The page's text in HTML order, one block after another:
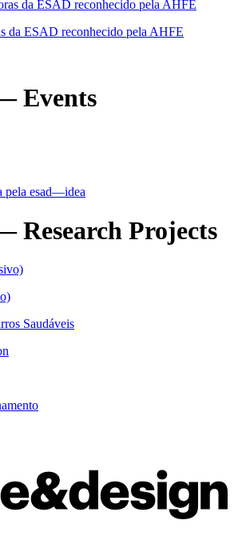
da ESAD reconhecido pela AHFE
Events
pela esad—idea
Research Projects
Saudáveis